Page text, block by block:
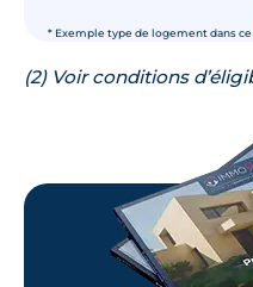
* Exemple type de logement dans
(2) Voir conditions